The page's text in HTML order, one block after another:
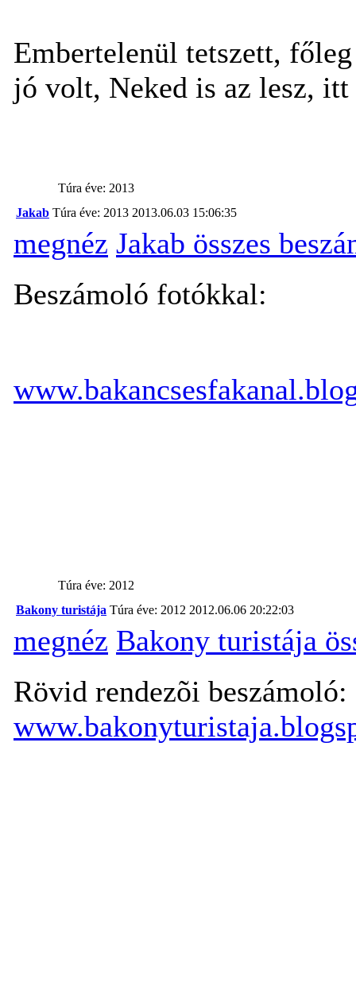
Embertelenül tetszett,
jó volt, Neked is az lesz, itt
Túra éve: 2013
Jakab Túra éve: 2013 2013.06.03 15:06:35
megnéz Jakab összes
Beszámoló fotókkal:
Túra éve: 2012
Bakony turistája Túra éve: 2012 2012.06.06 20:22:03
megnéz Bakony turistája
Rövid rendezõi beszámoló: